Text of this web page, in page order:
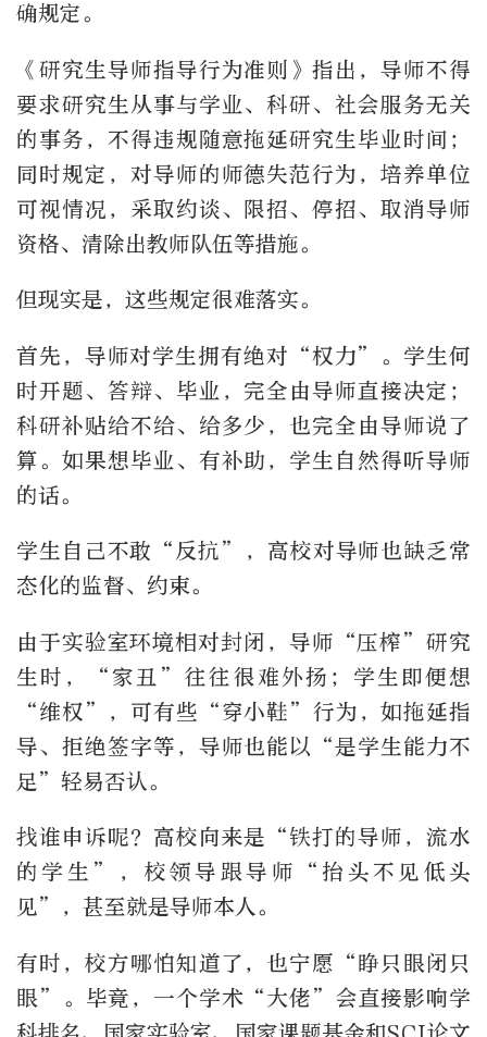
确规定。
《研究生导师指导行为准则》指出，导师不得
要求研究生从事与学业、科研、社会服务无关
的事务，不得违规随意拖延研究生毕业时间；
同时规定，对导师的师德失范行为，培养单位
可视情况，采取约谈、限招、停招、取消导师
资格、清除出教师队伍等措施。
但现实是，这些规定很难落实。
首先，导师对学生拥有绝对“权力”。学生何
时开题、答辩、毕业，完全由导师直接决定；
科研补贴给不给、给多少，也完全由导师说了
算。如果想毕业、有补助，学生自然得听导师
的话。
学生自己不敢“反抗”，高校对导师也缺乏常
态化的监督、约束。
由于实验室环境相对封闭，导师“压榨”研究
生时，“家丑”往往很难外扬；学生即便想
“维权”，可有些“穿小鞋”行为，如拖延指
导、拒绝签字等，导师也能以“是学生能力不
足”轻易否认。
找谁申诉呢？高校向来是“铁打的导师，流水
的学生”，校领导跟导师“抬头不见低头
见”，甚至就是导师本人。
有时，校方哪怕知道了，也宁愿“睁只眼闭只
眼”。毕竟，一个学术“大佬”会直接影响学